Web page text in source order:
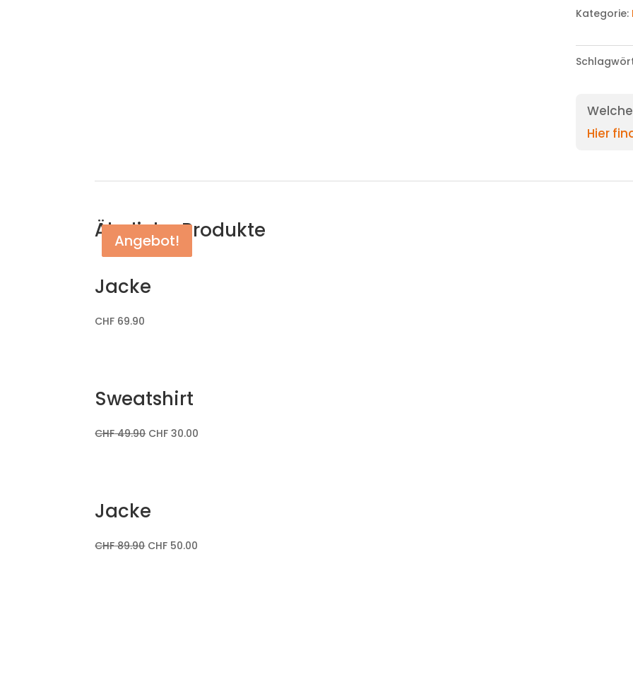
Kategorie:
Hier
Ähnliche Produkte
Jacke
CHF 69.90
Angebot!
Sweatshirt
CHF49.90 CHF 30.00
Angebot!
Jacke
CHF89.90 CHF 50.00